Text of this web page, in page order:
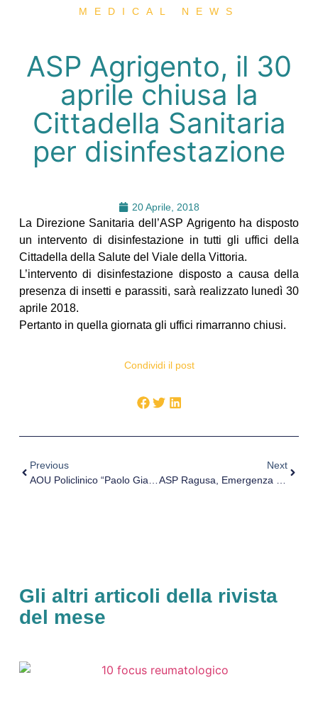
MEDICAL NEWS
ASP Agrigento, il 30
aprile chiusa la
Cittadella Sanitaria
per disinfestazione
20 Aprile, 2018
La Direzione Sanitaria dell’ASP Agrigento ha disposto
un intervento di disinfestazione in tutti gli uffici della
Cittadella della Salute del Viale della Vittoria.
L’intervento di disinfestazione disposto a causa della
presenza di insetti e parassiti, sarà realizzato lunedì 30
aprile 2018.
Pertanto in quella giornata gli uffici rimarranno chiusi.
Condividi il post
Previous
Next
Gli altri articoli della rivista
del mese